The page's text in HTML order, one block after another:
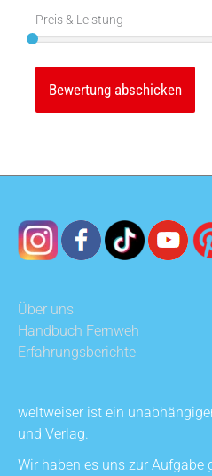
Preis & Leistung
Über uns
Handbuch Fernweh
Erfahrungsberichte
weltweiser ist ein
und Verlag.
Wir haben es uns zur Aufgabe